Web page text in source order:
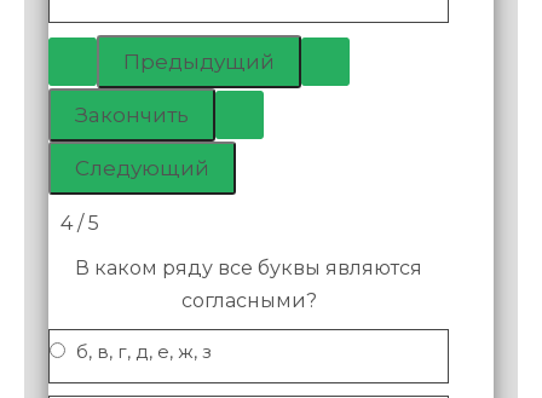
4 / 5
В каком ряду все буквы являются
согласными?
б, в, г, д, е, ж, з